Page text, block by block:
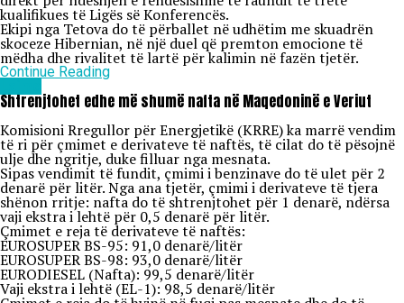
kualifikues të Ligës së Konferencës.
Ekipi nga Tetova do të përballet në udhëtim me skuadrën
skoceze Hibernian, në një duel që premton emocione të
mëdha dhe rivalitet të lartë për kalimin në fazën tjetër.
Continue Reading
Shtrenjtohet edhe më shumë nafta në Maqedoninë e Veriut
Komisioni Rregullor për Energjetikë (KRRE) ka marrë vendim
të ri për çmimet e derivateve të naftës, të cilat do të pësojnë
ulje dhe ngritje, duke filluar nga mesnata.
Sipas vendimit të fundit, çmimi i benzinave do të ulet për 2
denarë për litër. Nga ana tjetër, çmimi i derivateve të tjera
shënon rritje: nafta do të shtrenjtohet për 1 denarë, ndërsa
vaji ekstra i lehtë për 0,5 denarë për litër.
Çmimet e reja të derivateve të naftës:
EUROSUPER BS-95: 91,0 denarë/litër
EUROSUPER BS-98: 93,0 denarë/litër
EURODIESEL (Nafta): 99,5 denarë/litër
Vaji ekstra i lehtë (EL-1): 98,5 denarë/litër